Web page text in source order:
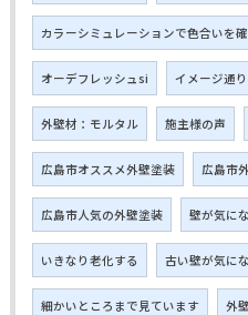
カラーシミュレーションで色合いを
オーデフレッシュsi イメージ通
外壁材：モルタル 施主様の声
広島市オススメ外壁塗装 広島市
広島市人気の外壁塗装 壁が気に
いきなり老化する 古い壁が気に
細かいところまで見ています 外